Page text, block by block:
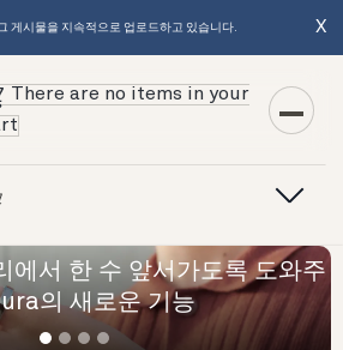
게시물을 지속적으로 업로드하고 있습니다. X
There are no items in your
에서 한 수 앞서가도록 도와주
의 새로운 기능